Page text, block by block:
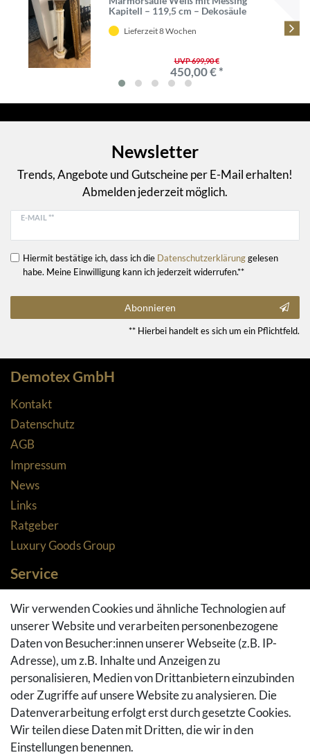
Kapitell – 119,5 cm – Dekosäule
Lieferzeit 8 Wochen
UVP 699,90 €
450,00 € *
Newsletter
Trends, Angebote und Gutscheine per E-Mail erhalten!
Abmelden jederzeit möglich.
E-MAIL **
Hiermit bestätige ich, dass ich die Daten­schutz­erklärunggelesen
habe. Meine Einwilligung kann ich jederzeit widerrufen.**
Abonnieren
** Hierbei handelt es sich um ein Pflichtfeld.
Demotex GmbH
Kontakt
Datenschutz
AGB
Impressum
News
Links
Ratgeber
Luxury Goods Group
Service
Zahlungsarten
Versandarten & -kosten
Widerrufsrecht
Rückgaberecht
Vertrag widerrufen
Warenkorb
Hilfe
Social Media
Wir verwenden Cookies und ähnliche Technologien auf
unserer Website und verarbeiten personenbezogene
Daten von Besucher:innen unserer Webseite (z.B. IP-
Adresse), um z.B. Inhalte und Anzeigen zu
personalisieren, Medien von Drittanbietern einzubinden
oder Zugriffe auf unsere Website zu analysieren. Die
Datenverarbeitung erfolgt erst durch gesetzte Cookies.
Wir teilen diese Daten mit Dritten, die wir in den
Einstellungen benennen.